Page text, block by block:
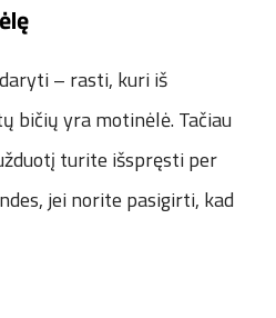
– rasti, kuri iš
bičių yra motinėlė. Tačiau
turite išspręsti per
jei norite pasigirti, kad